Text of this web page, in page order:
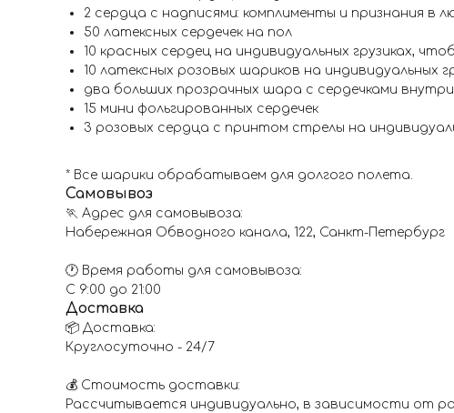
2 сердца с надписями: комплименты и признания в
50 латексных сердечек на пол
10 красных сердец на индивидуальных грузиках,
10 латексных розовых шариков на индивидуальных
два больших прозрачных шара с сердечками внутри
15 мини фольгированных сердечек
3 розовых сердца с принтом стрелы на
* Все шарики обрабатываем для долгого полета.
Самовывоз
🏃 Адрес для самовывоза:
Набережная Обводного канала, 122, Санкт-Петербург
🕐 Время работы для самовывоза:
С 9:00 до 21:00
Доставка
📦 Доставка:
Круглосуточно - 24/7
💰 Стоимость доставки:
Рассчитывается индивидуально, в зависимости от